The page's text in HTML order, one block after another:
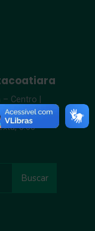
Centro |
8:00 –
Buscar